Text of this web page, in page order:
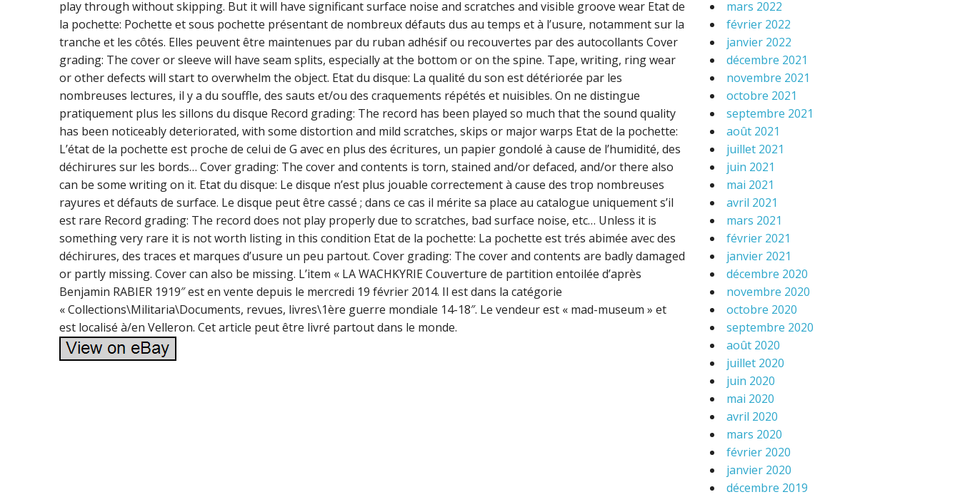
play through without skipping. But it will have significant surface noise and scratches and visible groove wear Etat de
la pochette: Pochette et sous pochette présentant de nombreux défauts dus au temps et à l’usure, notamment sur la
tranche et les côtés. Elles peuvent être maintenues par du ruban adhésif ou recouvertes par des autocollants Cover
grading: The cover or sleeve will have seam splits, especially at the bottom or on the spine. Tape, writing, ring wear
or other defects will start to overwhelm the object. Etat du disque: La qualité du son est détériorée par les
nombreuses lectures, il y a du souffle, des sauts et/ou des craquements répétés et nuisibles. On ne distingue
pratiquement plus les sillons du disque Record grading: The record has been played so much that the sound quality
has been noticeably deteriorated, with some distortion and mild scratches, skips or major warps Etat de la pochette:
L’état de la pochette est proche de celui de G avec en plus des écritures, un papier gondolé à cause de l’humidité, des
déchirures sur les bords… Cover grading: The cover and contents is torn, stained and/or defaced, and/or there also
can be some writing on it. Etat du disque: Le disque n’est plus jouable correctement à cause des trop nombreuses
rayures et défauts de surface. Le disque peut être cassé ; dans ce cas il mérite sa place au catalogue uniquement s’il
est rare Record grading: The record does not play properly due to scratches, bad surface noise, etc… Unless it is
something very rare it is not worth listing in this condition Etat de la pochette: La pochette est trés abimée avec des
déchirures, des traces et marques d’usure un peu partout. Cover grading: The cover and contents are badly damaged
or partly missing. Cover can also be missing. L’item « LA WACHKYRIE Couverture de partition entoilée d’après
Benjamin RABIER 1919″ est en vente depuis le mercredi 19 février 2014. Il est dans la catégorie
« Collections\Militaria\Documents, revues, livres\1ère guerre mondiale 14-18″. Le vendeur est « mad-museum » et
est localisé à/en Velleron. Cet article peut être livré partout dans le monde.
mars 2022
février 2022
janvier 2022
décembre 2021
novembre 2021
octobre 2021
septembre 2021
août 2021
juillet 2021
juin 2021
mai 2021
avril 2021
mars 2021
février 2021
janvier 2021
décembre 2020
novembre 2020
octobre 2020
septembre 2020
août 2020
juillet 2020
juin 2020
mai 2020
avril 2020
mars 2020
février 2020
janvier 2020
décembre 2019